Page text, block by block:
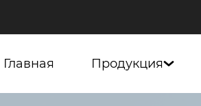
Главная Продукция